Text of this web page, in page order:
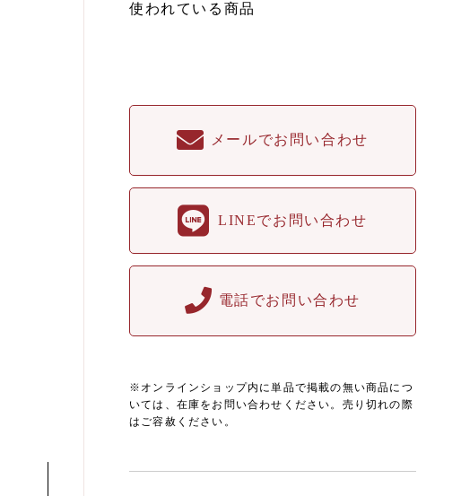
使われている商品
メールでお問い合わせ
LINEでお問い合わせ
電話でお問い合わせ
※オンラインショップ内に単品で掲載の無い商品につ
いては、在庫をお問い合わせください。売り切れの際
はご容赦ください。